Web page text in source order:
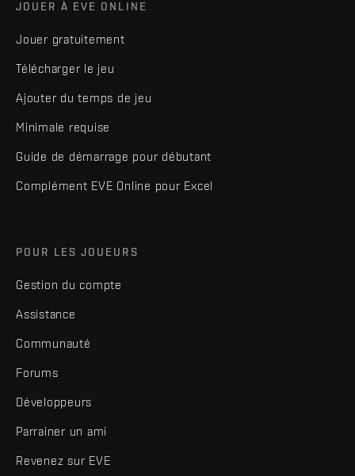
JOUER À EVE ONLINE
Jouer gratuitement
Télécharger le jeu
Ajouter du temps de jeu
Minimale requise
Guide de démarrage pour débutant
Complément EVE Online pour Excel
POUR LES JOUEURS
Gestion du compte
Assistance
Communauté
Forums
Développeurs
Parrainer un ami
Revenez sur EVE